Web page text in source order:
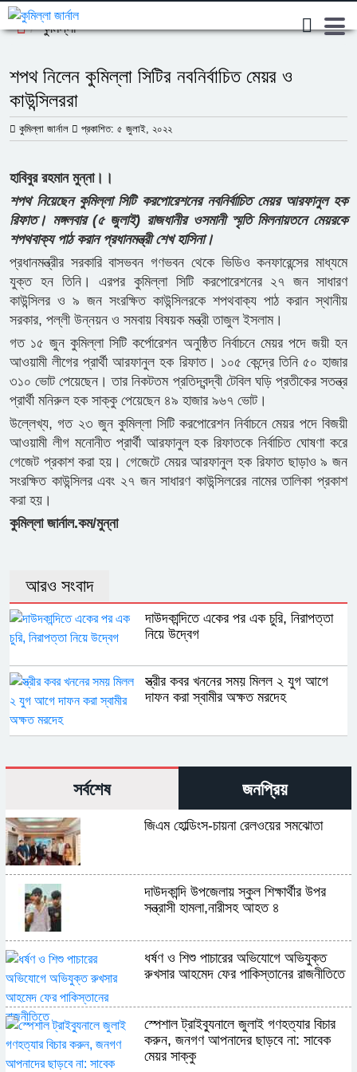
কুমিল্লা
শপথ নিলেন কুমিল্লা সিটির নবনির্বাচিত মেয়র ও
কাউন্সিলররা
কুমিল্লা জার্নাল প্রকাশিত: ৫ জুলাই, ২০২২
হাবিবুর রহমান মুন্না।।
শপথ নিয়েছেন কুমিল্লা সিটি করপোরেশনের নবনির্বাচিত মেয়র আরফানুল হক
রিফাত। মঙ্গলবার (৫ জুলাই) রাজধানীর ওসমানী স্মৃতি মিলনায়তনে মেয়রকে
শপথবাক্য পাঠ করান প্রধানমন্ত্রী শেখ হাসিনা।
প্রধানমন্ত্রীর সরকারি বাসভবন গণভবন থেকে ভিডিও কনফারেন্সের মাধ্যমে
যুক্ত হন তিনি। এরপর কুমিল্লা সিটি করপোরেশনের ২৭ জন সাধারণ
কাউন্সিলর ও ৯ জন সংরক্ষিত কাউন্সিলরকে শপথবাক্য পাঠ করান স্থানীয়
সরকার, পল্লী উন্নয়ন ও সমবায় বিষয়ক মন্ত্রী তাজুল ইসলাম।
গত ১৫ জুন কুমিল্লা সিটি কর্পোরেশন অনুষ্ঠিত নির্বাচনে মেয়র পদে জয়ী হন
আওয়ামী লীগের প্রার্থী আরফানুল হক রিফাত। ১০৫ কেন্দ্রে তিনি ৫০ হাজার
৩১০ ভোট পেয়েছেন। তার নিকটতম প্রতিদ্বন্দ্বী টেবিল ঘড়ি প্রতীকের সতন্ত্র
প্রার্থী মনিরুল হক সাক্কু পেয়েছেন ৪৯ হাজার ৯৬৭ ভোট।
উল্লেখ্য, গত ২৩ জুন কুমিল্লা সিটি করপোরেশন নির্বাচনে মেয়র পদে বিজয়ী
আওয়ামী লীগ মনোনীত প্রার্থী আরফানুল হক রিফাতকে নির্বাচিত ঘোষণা করে
গেজেট প্রকাশ করা হয়। গেজেটে মেয়র আরফানুল হক রিফাত ছাড়াও ৯ জন
সংরক্ষিত কাউন্সিলর এবং ২৭ জন সাধারণ কাউন্সিলরের নামের তালিকা প্রকাশ
করা হয়।
কুমিল্লা জার্নাল.কম/মুন্না
আরও সংবাদ
দাউদকান্দিতে একের পর এক চুরি, নিরাপত্তা
নিয়ে উদ্বেগ
স্ত্রীর কবর খননের সময় মিলল ২ যুগ আগে
দাফন করা স্বামীর অক্ষত মরদেহ
সর্বশেষ জনপ্রিয়
জিএম হোল্ডিংস-চায়না রেলওয়ের সমঝোতা
দাউদকান্দি উপজেলায় স্কুল শিক্ষার্থীর উপর
সন্ত্রাসী হামলা,নারীসহ আহত ৪
ধর্ষণ ও শিশু পাচারের অভিযোগে অভিযুক্ত
রুখসার আহমেদ ফের পাকিস্তানের রাজনীতিতে
স্পেশাল ট্রাইব্যুনালে জুলাই গণহত্যার বিচার
করুন, জনগণ আপনাদের ছাড়বে না: সাবেক
মেয়র সাক্কু